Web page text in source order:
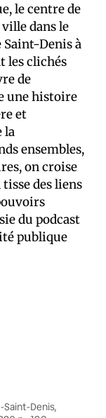
le centre de
dans le
Saint-Denis à
les clichés
de
une histoire
et
la
ensembles,
on croise
des liens
du podcast
publique
Denis,